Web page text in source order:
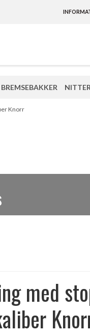
BREMSEBAKKER
Knorr
med